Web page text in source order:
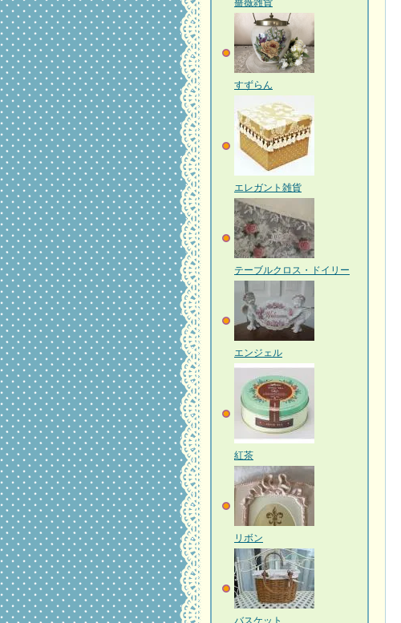
薔薇雑貨
すずらん
エレガント雑貨
テーブルクロス・ドイリー
エンジェル
紅茶
リボン
バスケット